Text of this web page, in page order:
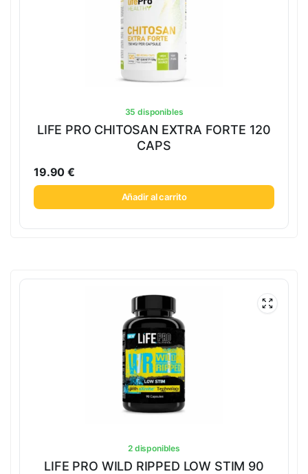
35 disponibles
LIFE PRO CHITOSAN EXTRA FORTE 120
CAPS
19.90€
Añadir al carrito
2 disponibles
LIFE PRO WILD RIPPED LOW STIM 90